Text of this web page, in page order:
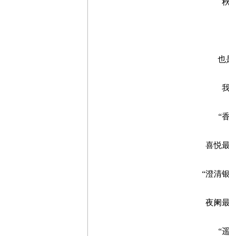
秋
也是
我
“香
喜悦最
“澄清银
夜阑最
“遥